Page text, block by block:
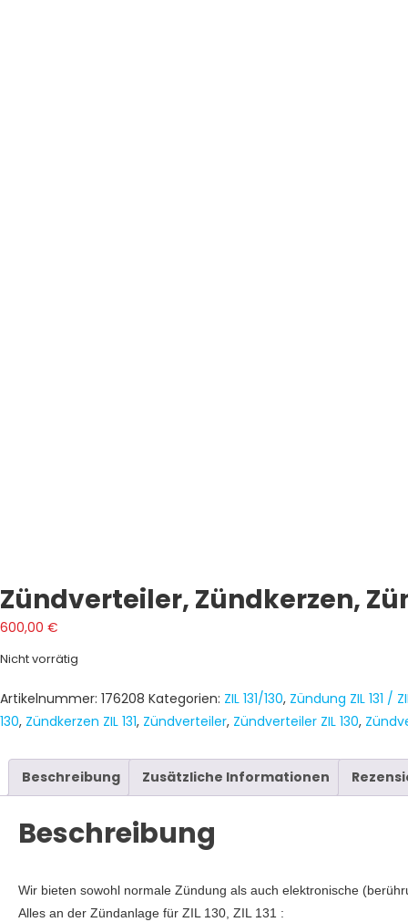
Zündverteiler, Zündkerzen,
600,00 €
Nicht vorrätig
Artikelnummer: 176208 Kategorien: ZIL 131/130, Zündung ZIL 131 /
130, Zündkerzen ZIL 131, Zündverteiler, Zündverteiler ZIL 130,
Beschreibung Zusätzliche Informationen
Beschreibung
Wir bieten sowohl normale Zündung als auch elektronische
Alles an der Zündanlage für ZIL 130, ZIL 131 :